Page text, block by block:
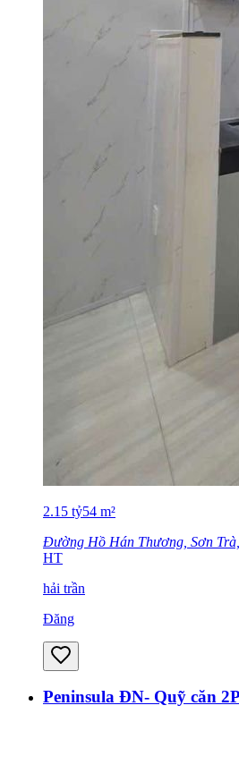
2.15 tỷ54 m²
Đường Hồ Hán Thương, Sơn
HT
hải trần
Đăng
Peninsula ĐN- Quỹ căn